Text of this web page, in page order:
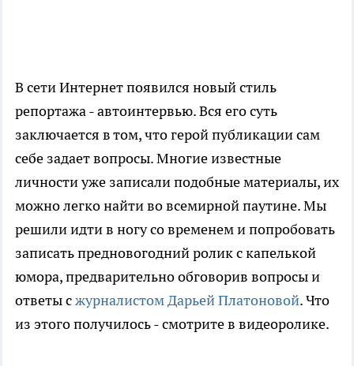
В сети Интернет появился новый стиль
репортажа - автоинтервью. Вся его суть
заключается в том, что герой публикации сам
себе задает вопросы. Многие известные
личности уже записали подобные материалы, их
можно легко найти во всемирной паутине. Мы
решили идти в ногу со временем и попробовать
записать предновогодний ролик с капелькой
юмора, предварительно обговорив вопросы и
ответы сжурналистом Дарьей Платоновой. Что
из этого получилось - смотрите в видеоролике.